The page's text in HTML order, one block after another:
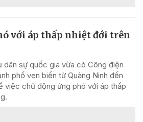
với áp thấp nhiệt đới trên
dân sự quốc gia vừa có Công điện
phố ven biển từ Quảng Ninh đến
việc chủ động ứng phó với áp thấp